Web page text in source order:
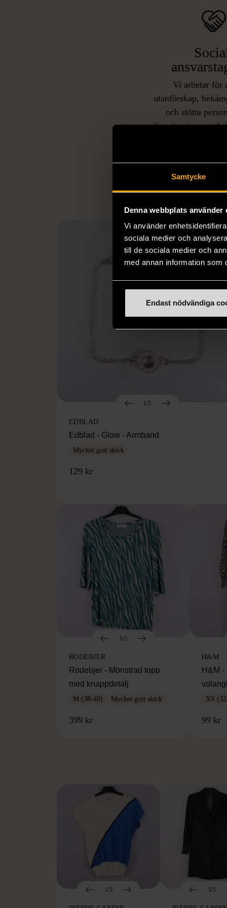
Samtycke
Denna webbplats använder
Vi använder
sociala medier och
till de sociala medier och
med annan information som
Endast nödvändiga
Vi arbetar för
utanförskap,
och stötta
livssituationer och
eller annat
1/5
EDBLAD
Edblad - Glow - Armband
Mycket gott skick
129 kr
1/5
RODEBJER
Rodebjer - Mönstrad topp
med knappdetalj
M (38-40) Mycket gott skick
399 kr
H&M
H&M
XS
99 kr
1/5 1/5